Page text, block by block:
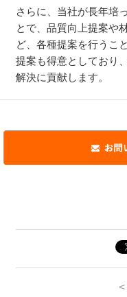
さらに、当社が長年培
とで、品質向上提案や
ど、各種提案を行うこ
提案も得意としており
解決に貢献します。
<